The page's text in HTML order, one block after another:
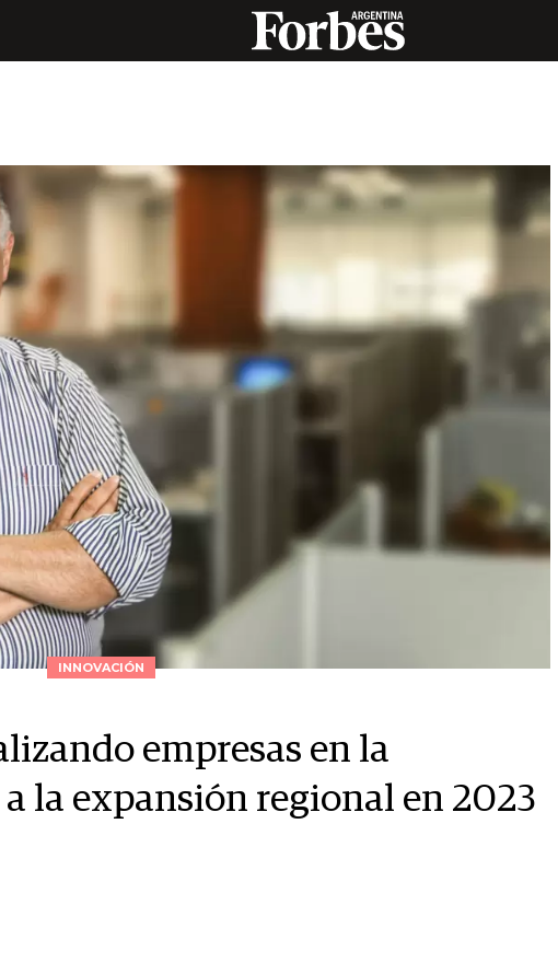
INNOVACIÓN
empresas en la
la expansión regional en 2023